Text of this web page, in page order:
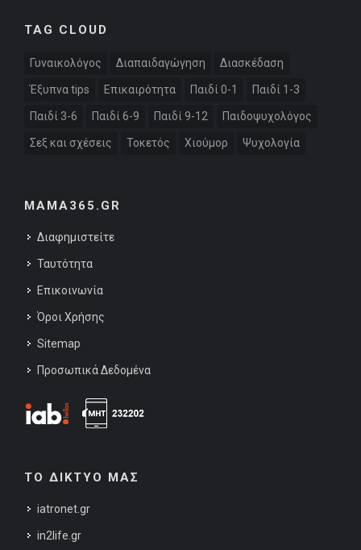
TAG CLOUD
Γυναικολόγος Διαπαιδαγώγηση Διασκέδαση
Έξυπνα tips Επικαιρότητα Παιδί 0-1 Παιδί 1-3
Παιδί 3-6 Παιδί 6-9 Παιδί 9-12 Παιδοψυχολόγος
Σεξ και σχέσεις Τοκετός Χιούμορ Ψυχολογία
MAMA365.GR
Διαφημιστείτε
Ταυτότητα
Επικοινωνία
Όροι Χρήσης
Sitemap
Προσωπικά Δεδομένα
ΤΟ ΔΙΚΤΥΟ ΜΑΣ
iatronet.gr
in2life.gr